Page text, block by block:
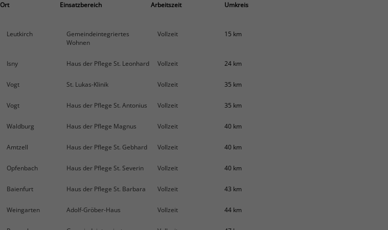
Ort Einsatzbereich Arbeitszeit Umkreis
Leutkirch
Gemeindeintegriertes
Wohnen
Vollzeit 15 km
Isny Haus der Pflege St. Leonhard Vollzeit 24 km
Vogt St. Lukas-Klinik Vollzeit 35 km
Vogt Haus der Pflege St. Antonius Vollzeit 35 km
Waldburg Haus der Pflege Magnus Vollzeit 40 km
Amtzell Haus der Pflege St. Gebhard Vollzeit 40 km
Opfenbach Haus der Pflege St. Severin Vollzeit 40 km
Baienfurt Haus der Pflege St. Barbara Vollzeit 43 km
Weingarten Adolf-Gröber-Haus Vollzeit 44 km